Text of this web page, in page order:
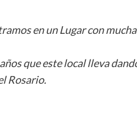
en un Lugar con
que este local lleva
Rosario.